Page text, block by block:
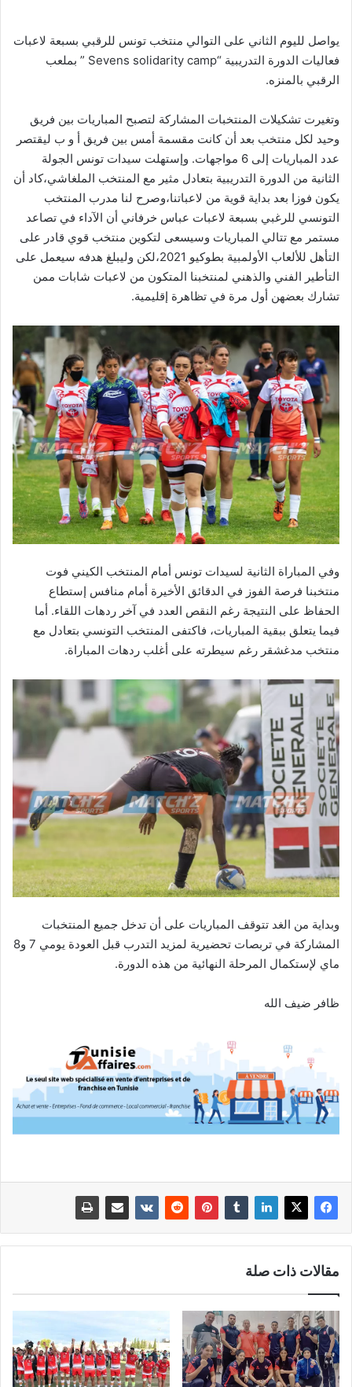
يواصل لليوم الثاني على التوالي منتخب تونس للرقبي بسبعة لاعبات
فعاليات الدورة التدريبية “Sevens solidarity camp ” بملعب
الرقبي بالمنزه.
وتغيرت تشكيلات المنتخبات المشاركة لتصبح المباريات بين فريق
وحيد لكل منتخب بعد أن كانت مقسمة أمس بين فريق أ و ب ليقتصر
عدد المباريات إلى 6 مواجهات. وإستهلت سيدات تونس الجولة
الثانية من الدورة التدريبية بتعادل مثير مع المنتخب الملغاشي،كاد أن
يكون فوزا بعد بداية قوية من لاعباتنا،وصرح لنا مدرب المنتخب
التونسي للرغبي بسبعة لاعبات عباس خرفاني أن الآداء في تصاعد
مستمر مع تتالي المباريات وسيسعى لتكوين منتخب قوي قادر على
التأهل للألعاب الأولمبية بطوكيو 2021،لكن وليبلغ هدفه سيعمل على
التأطير الفني والذهني لمنتخبنا المتكون من لاعبات شابات ممن
تشارك بعضهن أول مرة في تظاهرة إقليمية.
وفي المباراة الثانية لسيدات تونس أمام المنتخب الكيني فوت
منتخبنا فرصة الفوز في الدقائق الأخيرة أمام منافس إستطاع
الحفاظ على النتيجة رغم النقص العدد في آخر ردهات اللقاء. أما
فيما يتعلق ببقية المباريات، فاكتفى المنتخب التونسي بتعادل مع
منتخب مدغشقر رغم سيطرته على أغلب ردهات المباراة.
وبداية من الغد تتوقف المباريات على أن تدخل جميع المنتخبات
المشاركة في تربصات تحضيرية لمزيد التدرب قبل العودة يومي 7 و8
ماي لإستكمال المرحلة النهائية من هذه الدورة.
ظافر ضيف الله
مقالات ذات صلة